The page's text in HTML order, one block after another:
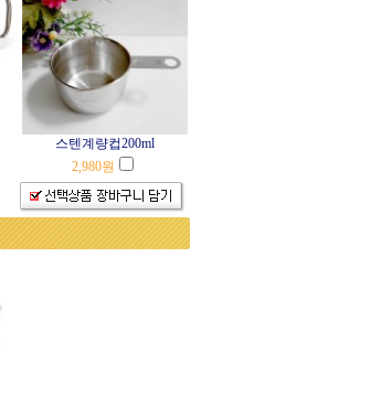
스텐계량컵200ml
2,980원